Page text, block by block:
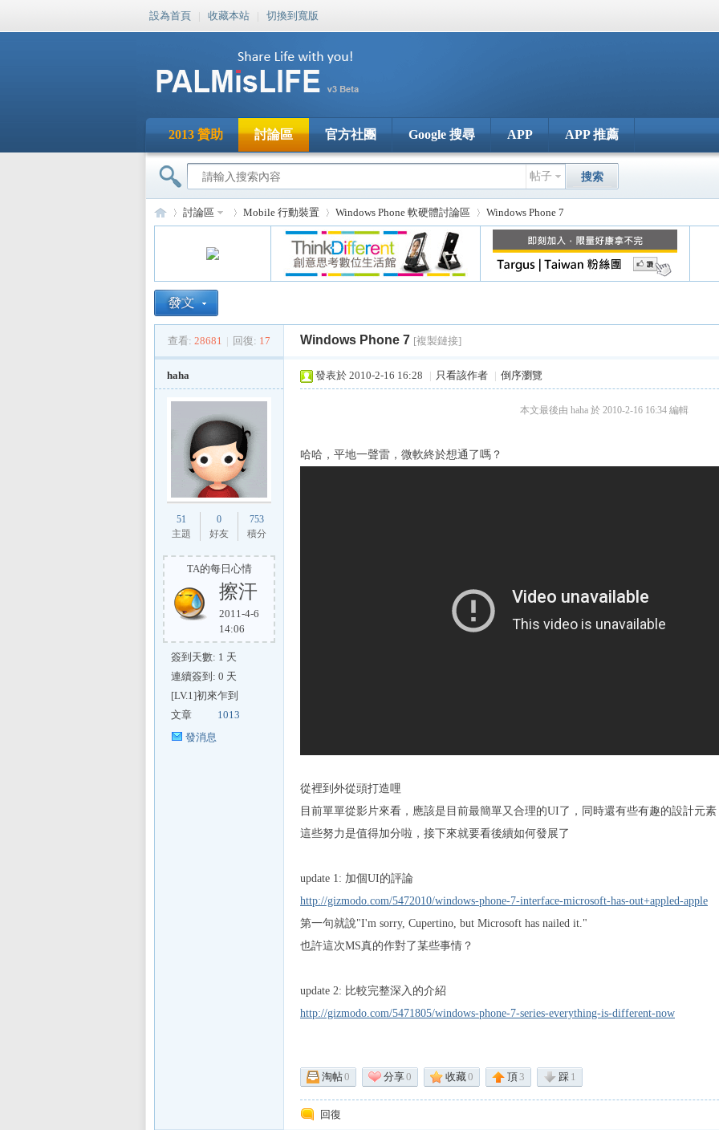
設為首頁 | 收藏本站 | 切換到寬版
2013 贊助 討論區 官方社團 Google 搜尋 APP APP 推薦
帖子 搜索
PA
Mi
»
討論區
›
Mobile 行動裝置
›
Windows Phone 軟硬體討論區
›
Windows Phone 7
查看: 28681 | 回復: 17 Windows Phone 7 [複製鏈接]
haha
51
主題
0
好友
753
積分
TA的每日心情
擦汗
2011-4-6
14:06
簽到天數: 1 天
連續簽到: 0 天
[LV.1]初來乍到
文章
1013
發消息
發表於 2010-2-16 16:28 | 只看該作者 | 倒序瀏覽
本文最後由 haha 於 2010-2-16 16:34 編輯
哈哈，平地一聲雷，微軟終於想通了嗎？
從裡到外從頭打造哩
目前單單從影片來看，應該是目前最簡單又合理的UI了，同時還有些有趣的設計元
這些努力是值得加分啦，接下來就要看後續如何發展了
update 1: 加個UI的評論
http://gizmodo.com/5472010/windows-phone-7-interface-microsoft-has-out+appled-apple
第一句就說"I'm sorry, Cupertino, but Microsoft has nailed it."
也許這次MS真的作對了某些事情？
update 2: 比較完整深入的介紹
http://gizmodo.com/5471805/windows-phone-7-series-everything-is-different-now
淘帖0 分享0 收藏0 頂3 踩 1
回復